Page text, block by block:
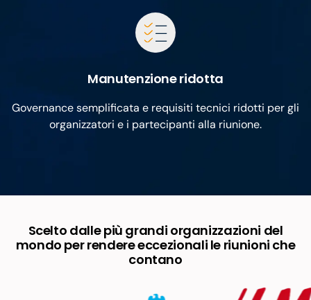
Manutenzione ridotta
Governance semplificata e requisiti tecnici ridotti per gli
organizzatori e i partecipanti alla riunione.
Scelto dalle più grandi organizzazioni del
mondo per rendere eccezionali le riunioni che
contano